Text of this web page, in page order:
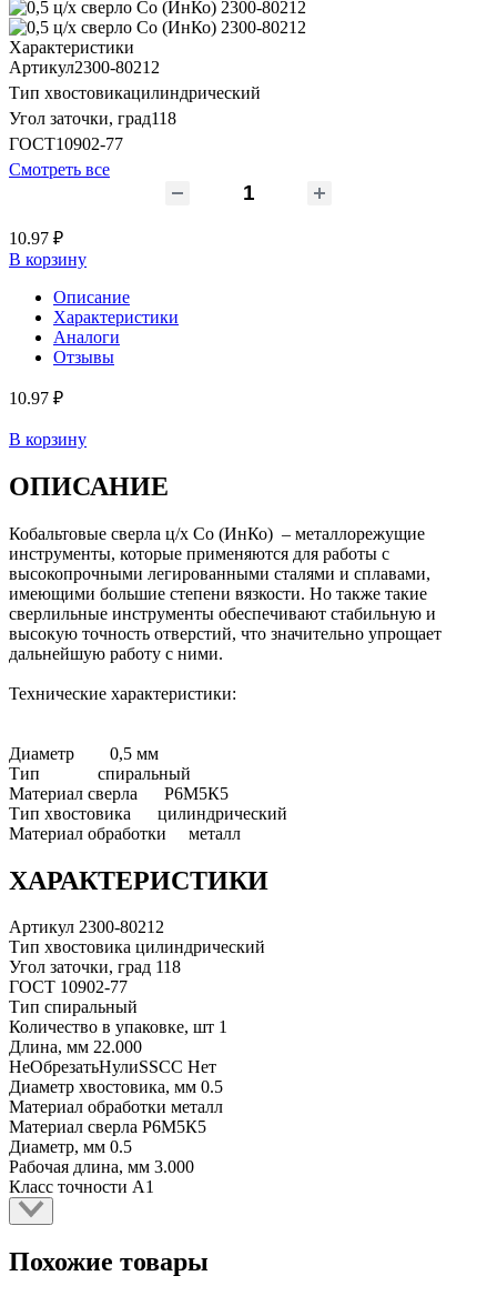
Характеристики
Артикул2300-80212
Тип хвостовикацилиндрический
Угол заточки, град118
ГОСТ10902-77
Смотреть все
10.97 ₽
В корзину
Описание
Характеристики
Аналоги
Отзывы
10.97 ₽
В корзину
ОПИСАНИЕ
Кобальтовые сверла ц/х Со (ИнКо) – металлорежущие
инструменты, которые применяются для работы с
высокопрочными легированными сталями и сплавами,
имеющими большие степени вязкости. Но также такие
сверлильные инструменты обеспечивают стабильную и
высокую точность отверстий, что значительно упрощает
дальнейшую работу с ними.
Технические характеристики:
Диаметр 0,5 мм
Тип спиральный
Материал сверла Р6М5К5
Тип хвостовика цилиндрический
Материал обработки металл
ХАРАКТЕРИСТИКИ
Артикул 2300-80212
Тип хвостовика цилиндрический
Угол заточки, град 118
ГОСТ 10902-77
Тип спиральный
Количество в упаковке, шт 1
Длина, мм 22.000
НеОбрезатьНулиSSCC Нет
Диаметр хвостовика, мм 0.5
Материал обработки металл
Материал сверла Р6М5К5
Диаметр, мм 0.5
Рабочая длина, мм 3.000
Класс точности А1
Похожие товары